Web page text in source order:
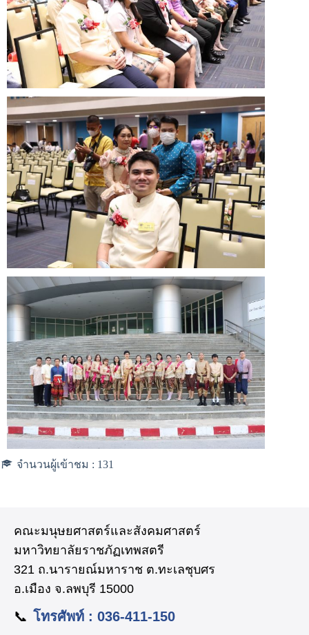
จำนวนผู้เข้าชม : 131
คณะมนุษยศาสตร์และสังคมศาสตร์
มหาวิทยาลัยราชภัฏเทพสตรี
321 ถ.นารายณ์มหาราช ต.ทะเลชุบศร
อ.เมือง จ.ลพบุรี 15000
📞 โทรศัพท์ : 036-411-150